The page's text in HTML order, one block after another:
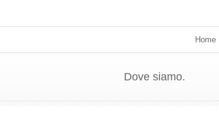
Home
Dove siamo.